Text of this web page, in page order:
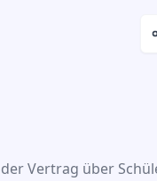
توافق‌نامه یا
Vertrag über